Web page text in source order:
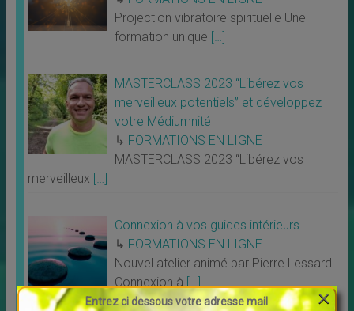
Projection vibratoire spirituelle Une
formation unique […]
MASTERCLASS 2023 “Libérez vos
merveilleux potentiels” et développez
votre Médiumnité
↳ FORMATIONS EN LIGNE
MASTERCLASS 2023 “Libérez vos
merveilleux […]
Connexion à vos guides intérieurs
↳ FORMATIONS EN LIGNE
Nouvel atelier animé par Pierre Lessard
Connexion à […]
Entrez ci dessous votre adresse mail
×